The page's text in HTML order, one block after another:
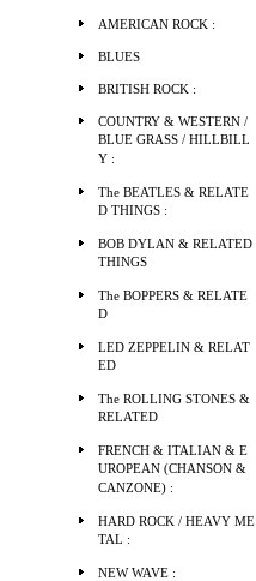
AMERICAN ROCK :
BLUES
BRITISH ROCK :
COUNTRY & WESTERN /
BLUE GRASS / HILLBILL
Y :
The BEATLES & RELATE
D THINGS :
BOB DYLAN & RELATED
THINGS
The BOPPERS & RELATE
D
LED ZEPPELIN & RELAT
ED
The ROLLING STONES &
RELATED
FRENCH & ITALIAN & E
UROPEAN (CHANSON &
CANZONE) :
HARD ROCK / HEAVY ME
TAL :
NEW WAVE :